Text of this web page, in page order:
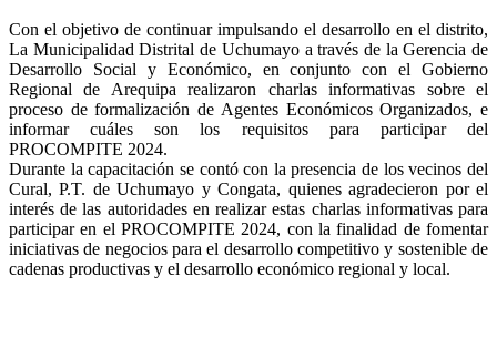
Con el objetivo de continuar impulsando el desarrollo en el distrito,
La Municipalidad Distrital de Uchumayo a través de la Gerencia de
Desarrollo Social y Económico, en conjunto con el Gobierno
Regional de Arequipa realizaron charlas informativas sobre el
proceso de formalización de Agentes Económicos Organizados, e
informar cuáles son los requisitos para participar del
PROCOMPITE 2024.
Durante la capacitación se contó con la presencia de los vecinos del
Cural, P.T. de Uchumayo y Congata, quienes agradecieron por el
interés de las autoridades en realizar estas charlas informativas para
participar en el PROCOMPITE 2024, con la finalidad de fomentar
iniciativas de negocios para el desarrollo competitivo y sostenible de
cadenas productivas y el desarrollo económico regional y local.